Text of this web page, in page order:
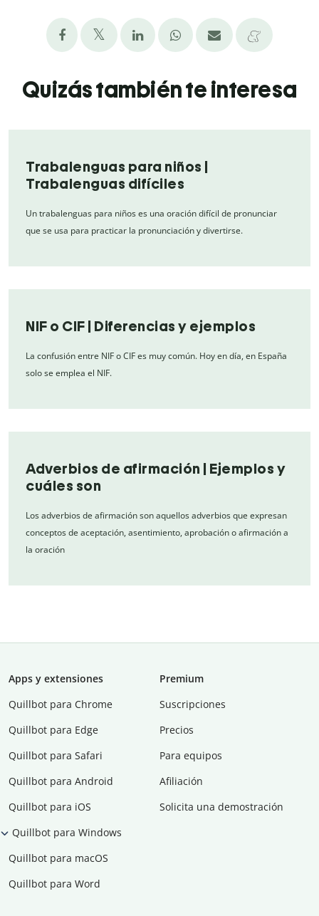
Quizás también te interesa
Trabalenguas para niños |
Trabalenguas difíciles
Un trabalenguas para niños es una oración difícil de pronunciar
que se usa para practicar la pronunciación y divertirse.
NIF o CIF | Diferencias y ejemplos
La confusión entre NIF o CIF es muy común. Hoy en día, en España
solo se emplea el NIF.
Adverbios de afirmación | Ejemplos y
cuáles son
Los adverbios de afirmación son aquellos adverbios que expresan
conceptos de aceptación, asentimiento, aprobación o afirmación a
la oración
Apps y extensiones
Quillbot para Chrome
Quillbot para Edge
Quillbot para Safari
Quillbot para Android
Quillbot para iOS
Quillbot para Windows
Quillbot para macOS
Quillbot para Word
Premium
Suscripciones
Precios
Para equipos
Afiliación
Solicita una demostración